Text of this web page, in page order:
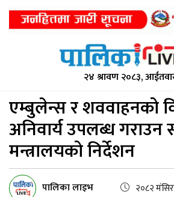
२४ श्रावण २०८३,
एम्बुलेन्स र शववाहनको
अनिवार्य उपलब्ध गराउन
मन्त्रालयको निर्देशन
पालिका लाइभ २०८२